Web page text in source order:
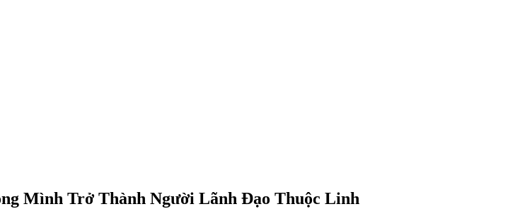
Mình Trở Thành Người Lãnh Đạo Thuộc Linh